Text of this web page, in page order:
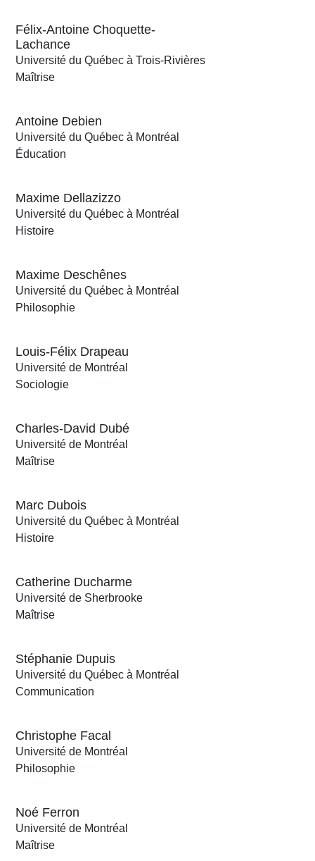
Félix-Antoine Choquette-
Lachance
Université du Québec à Trois-Rivières
Maîtrise
Antoine Debien
Université du Québec à Montréal
Éducation
Maxime Dellazizzo
Université du Québec à Montréal
Histoire
Maxime Deschênes
Université du Québec à Montréal
Philosophie
Louis-Félix Drapeau
Université de Montréal
Sociologie
Charles-David Dubé
Université de Montréal
Maîtrise
Marc Dubois
Université du Québec à Montréal
Histoire
Catherine Ducharme
Université de Sherbrooke
Maîtrise
Stéphanie Dupuis
Université du Québec à Montréal
Communication
Christophe Facal
Université de Montréal
Philosophie
Noé Ferron
Université de Montréal
Maîtrise